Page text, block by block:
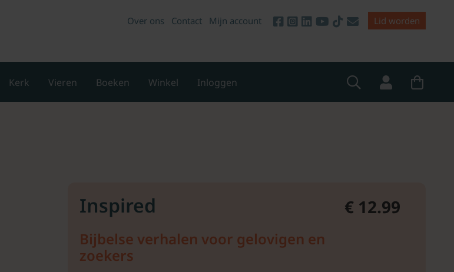
Over ons Contact Mijn account Lid worden
Kerk Vieren Boeken Winkel Inloggen
Inspired
Bijbelse verhalen voor gelovigen en
zoekers
€ 12.99